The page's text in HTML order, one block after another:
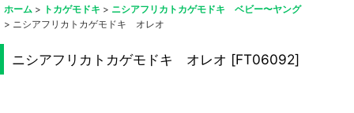
ホーム > トカゲモドキ > ニシアフリカトカゲモドキ ベビー〜ヤング
> ニシアフリカトカゲモドキ オレオ
ニシアフリカトカゲモドキ オレオ [FT06092]